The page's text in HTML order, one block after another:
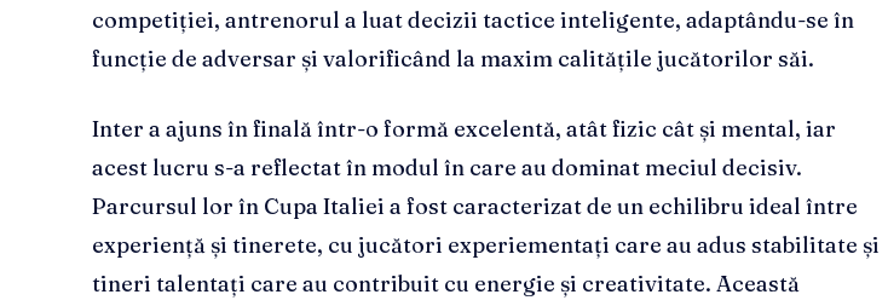
competiției, antrenorul a luat decizii tactice inteligente, adaptându-se în
funcție de adversar și valorificând la maxim calitățile jucătorilor săi.
Inter a ajuns în finală într-o formă excelentă, atât fizic cât și mental, iar
acest lucru s-a reflectat în modul în care au dominat meciul decisiv.
Parcursul lor în Cupa Italiei a fost caracterizat de un echilibru ideal între
experiență și tinerete, cu jucători experiementați care au adus stabilitate și
tineri talentați care au contribuit cu energie și creativitate. Această